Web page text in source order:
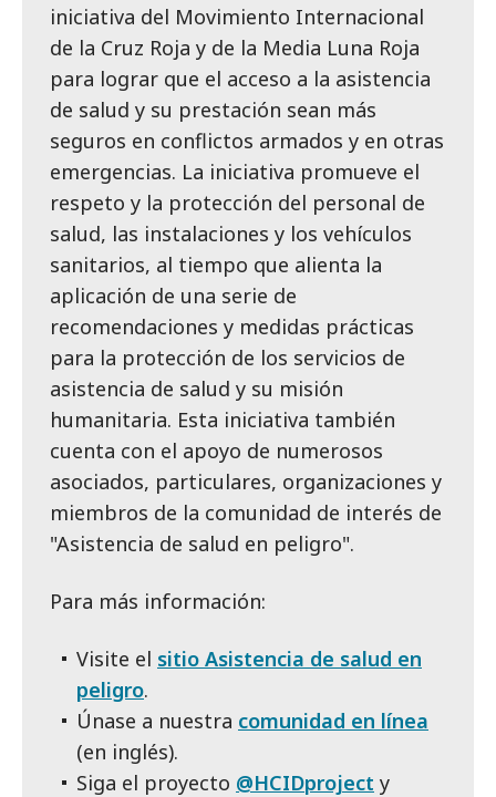
iniciativa del Movimiento Internacional
de la Cruz Roja y de la Media Luna Roja
para lograr que el acceso a la asistencia
de salud y su prestación sean más
seguros en conflictos armados y en otras
emergencias. La iniciativa promueve el
respeto y la protección del personal de
salud, las instalaciones y los vehículos
sanitarios, al tiempo que alienta la
aplicación de una serie de
recomendaciones y medidas prácticas
para la protección de los servicios de
asistencia de salud y su misión
humanitaria. Esta iniciativa también
cuenta con el apoyo de numerosos
asociados, particulares, organizaciones y
miembros de la comunidad de interés de
"Asistencia de salud en peligro".
Para más información:
Visite el sitio Asistencia de salud en
peligro.
Únase a nuestra comunidad en línea
(en inglés).
Siga el proyecto @HCIDproject y